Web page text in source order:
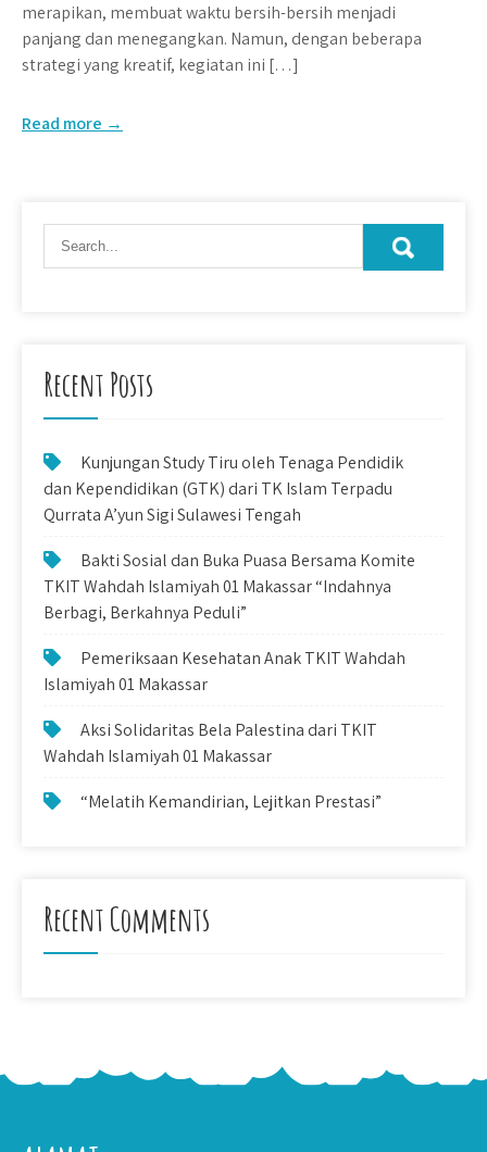
merapikan, membuat waktu bersih-bersih menjadi
panjang dan menegangkan. Namun, dengan beberapa
strategi yang kreatif, kegiatan ini […]
Read more →
Recent Posts
Kunjungan Study Tiru oleh Tenaga Pendidik
dan Kependidikan (GTK) dari TK Islam Terpadu
Qurrata A’yun Sigi Sulawesi Tengah
Bakti Sosial dan Buka Puasa Bersama Komite
TKIT Wahdah Islamiyah 01 Makassar “Indahnya
Berbagi, Berkahnya Peduli”
Pemeriksaan Kesehatan Anak TKIT Wahdah
Islamiyah 01 Makassar
Aksi Solidaritas Bela Palestina dari TKIT
Wahdah Islamiyah 01 Makassar
“Melatih Kemandirian, Lejitkan Prestasi”
Recent Comments